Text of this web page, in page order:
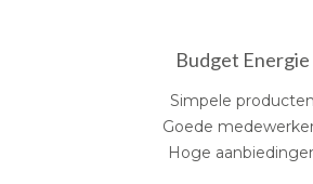
Budget Energie
Simpele producten
Goede
Hoge